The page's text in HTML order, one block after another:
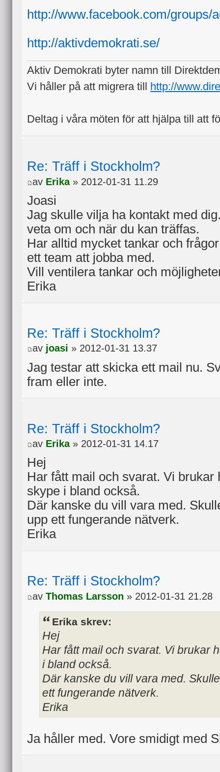
http://www.facebook.com/groups/
http://aktivdemokrati.se/
Aktiv Demokrati byter namn till
Vi håller på att migrera till
http://
Deltag i våra möten för att hjälpa till att
Re: Träff i Stockholm?
av Erika» 2012-01-31 11.29
Joasi
Jag skulle vilja ha kontakt med
veta om och när du kan träffas.
Har alltid mycket tankar och
ett team att jobba med.
Vill ventilera tankar och
Erika
Re: Träff i Stockholm?
av joasi » 2012-01-31 13.37
Jag testar att skicka ett mail nu.
fram eller inte.
Re: Träff i Stockholm?
av Erika» 2012-01-31 14.17
Hej
Har fått mail och svarat. Vi brukar
skype i bland också.
Där kanske du vill vara med.
upp ett fungerande nätverk.
Erika
Re: Träff i Stockholm?
av Thomas Larsson » 2012-01-31 21.28
Erika skrev:
Hej
Har fått mail och svarat. Vi brukar
i bland också.
Där kanske du vill vara med.
ett fungerande nätverk.
Erika
Ja håller med. Vore smidigt med